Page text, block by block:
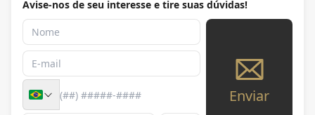
Avise-nos de seu interesse e tire suas dúvidas!
Enviar